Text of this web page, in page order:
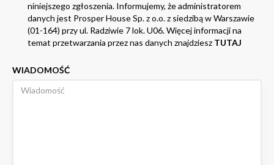
niniejszego zgłoszenia. Informujemy, że administratorem
danych jest Prosper House Sp. z o.o. z siedzibą w Warszawie
(01-164) przy ul. Radziwie 7 lok. U06. Więcej informacji na
temat przetwarzania przez nas danych znajdziesz TUTAJ
WIADOMOŚĆ